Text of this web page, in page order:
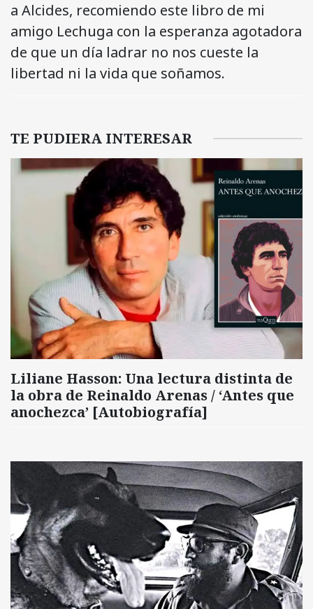
a Alcides, recomiendo este libro de mi
amigo Lechuga con la esperanza agotadora
de que un día ladrar no nos cueste la
libertad ni la vida que soñamos.
TE PUDIERA INTERESAR
Liliane Hasson: Una lectura distinta de
la obra de Reinaldo Arenas / ‘Antes que
anochezca’ [Autobiografía]